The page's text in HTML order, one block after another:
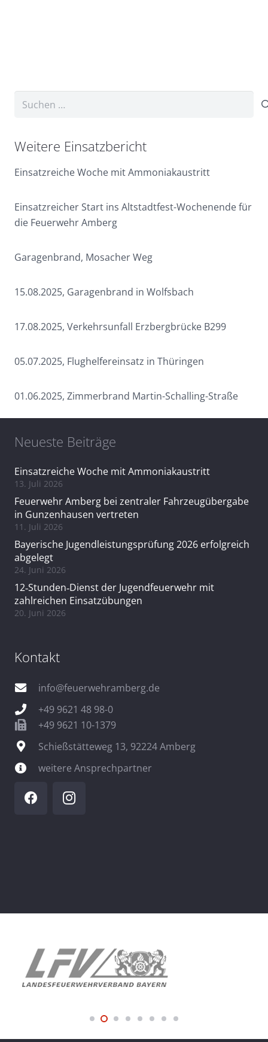
Suchen
Weitere Einsatzbericht
Einsatzreiche Woche mit Ammoniakaustritt
Einsatzreicher Start ins Altstadtfest-Wochenende für
die Feuerwehr Amberg
Garagenbrand, Mosacher Weg
15.08.2025, Garagenbrand in Wolfsbach
17.08.2025, Verkehrsunfall Erzbergbrücke B299
05.07.2025, Flughelfereinsatz in Thüringen
01.06.2025, Zimmerbrand Martin-Schalling-Straße
Neueste Beiträge
Einsatzreiche Woche mit Ammoniakaustritt
13. Juli 2026
Feuerwehr Amberg bei zentraler Fahrzeugübergabe
in Gunzenhausen vertreten
11. Juli 2026
Bayerische Jugendleistungsprüfung 2026 erfolgreich
abgelegt
24. Juni 2026
12‑Stunden‑Dienst der Jugendfeuerwehr mit
zahlreichen Einsatzübungen
20. Juni 2026
Kontakt
info@feuerwehramberg.de
+49 9621 48 98-0
+49 9621 10-1379
Schießstätteweg 13, 92224 Amberg
weitere Ansprechpartner